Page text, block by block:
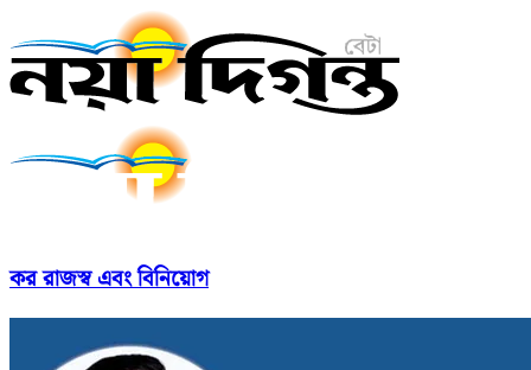
কর রাজস্ব এবং বিনিয়োগ